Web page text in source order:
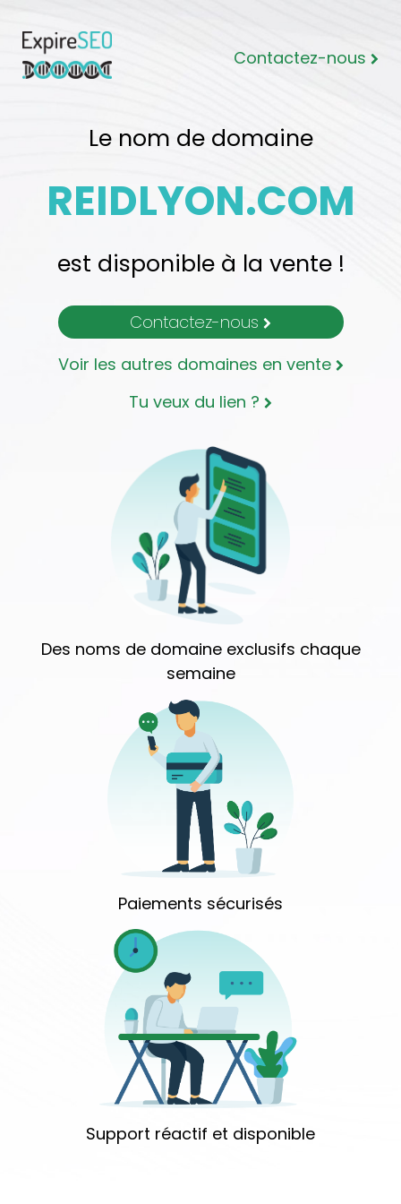
Contactez-nous
Le nom de domaine
REIDLYON.COM
est disponible à la vente !
Contactez-nous
Voir les autres domaines en vente
Tu veux du lien ?
Des noms de domaine exclusifs chaque
semaine
Paiements sécurisés
Support réactif et disponible